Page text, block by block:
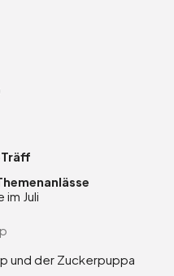
im Juli
und der Zuckerpuppa